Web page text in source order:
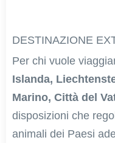
DESTINAZIONE
Per chi vuole
Islanda,
Marino, Città del
disposizioni che
animali dei Paesi